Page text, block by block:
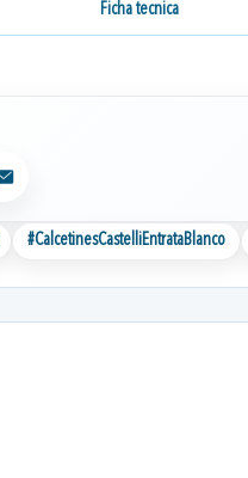
Ficha tecnica
Email
#CalcetinesCastelliEntrataBlanco